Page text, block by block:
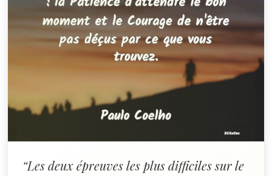
“Les deux épreuves les plus difficiles sur le